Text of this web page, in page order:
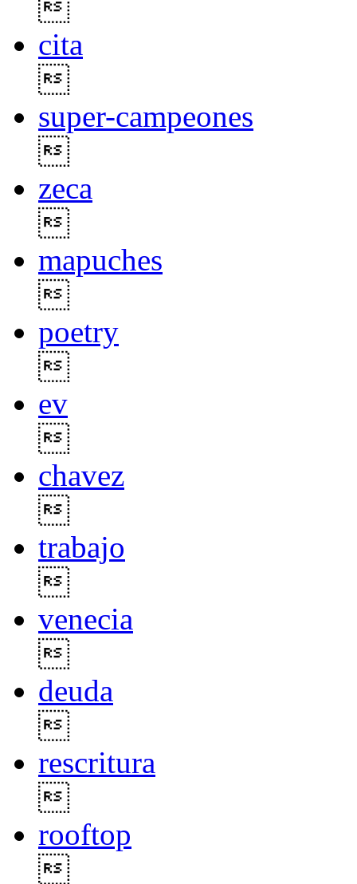
cita
super-campeones
zeca
mapuches
poetry
ev
chavez
trabajo
venecia
deuda
rescritura
rooftop